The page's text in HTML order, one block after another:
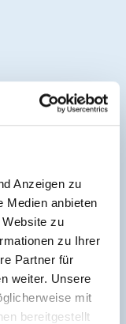
Anzeigen zu
Medien anbieten
zu
zu Ihrer
Partner für
weiter. Unsere
mit
bereitgestellt